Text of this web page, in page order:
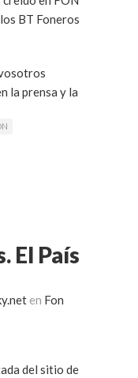
BT Foneros
la prensa y la
en Fon
del sitio de